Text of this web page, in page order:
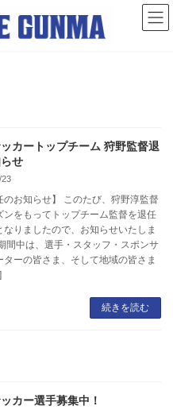
カートップチーム 狩野監督退
せ
23
のお知らせ】 このたび、狩野淳監督
ンをもってトップチーム監督を退任
なりましたので、お知らせいたしま
間中は、選手・スタッフ・スポンサ
ターの皆さま、そして地域の皆さま
続きを読む
カー選手募集中！